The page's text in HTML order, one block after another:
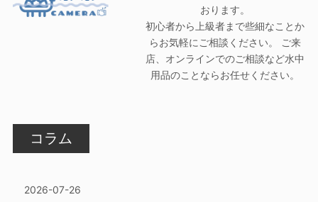
おります。
初心者から上級者まで些細なことか
らお気軽にご相談ください。 ご来
店、オンラインでのご相談など水中
用品のことならお任せください。
コラム
2026-07-26